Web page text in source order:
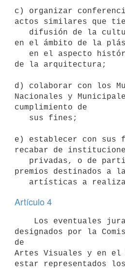
c) organizar
actos similares que
en el ámbito de la
de la arquitectura;
d) colaborar con los
Nacionales y
cumplimiento de
e) establecer con sus
recabar de
premios destinados a
Artículo 4
designados por la
de
Artes Visuales y en el